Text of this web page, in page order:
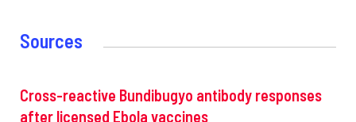
Sources
Cross-reactive Bundibugyo antibody responses
after licensed Ebola vaccines